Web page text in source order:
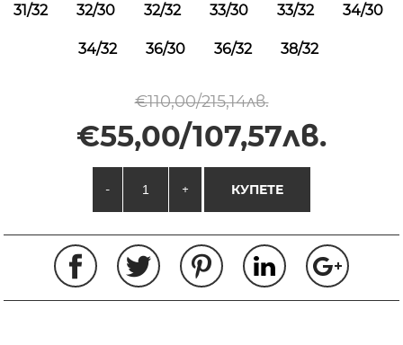
31/32 32/30 32/32 33/30 33/32 34/30
34/32 36/30 36/32 38/32
€110,00/215,14лв.
€55,00/107,57лв.
- + КУПЕТЕ